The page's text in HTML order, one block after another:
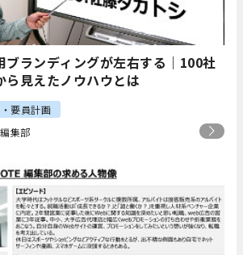
ブランディングが左右する｜100社
ら見えたノウハウとは
要員計画
集部